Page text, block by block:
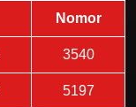
Nomor
3540
5197